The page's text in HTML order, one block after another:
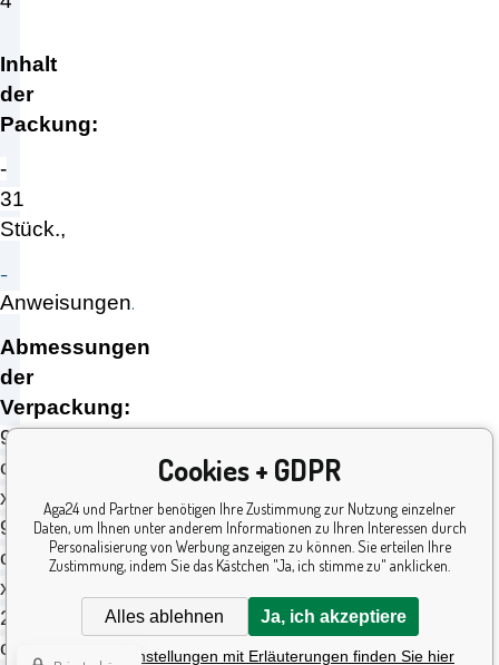
Inhalt
der
Packung:
-
31
Stück.,
-
Anweisungen.
Abmessungen
der
Verpackung:
9,3
cm
x
9,3
cm
x
2
cm
Cookies + GDPR
Aga24 und Partner benötigen Ihre Zustimmung zur Nutzung einzelner
Daten, um Ihnen unter anderem Informationen zu Ihren Interessen durch
Personalisierung von Werbung anzeigen zu können. Sie erteilen Ihre
Zustimmung, indem Sie das Kästchen "Ja, ich stimme zu" anklicken.
Alles ablehnen Ja, ich akzeptiere
Detaillierte Einstellungen mit Erläuterungen finden Sie hier